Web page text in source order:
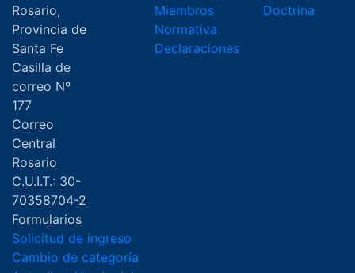
Rosario,
Provincia de
Santa Fe
Casilla de
correo Nº
177
Correo
Central
Rosario
C.U.I.T.: 30-
70358704-2
Miembros
Normativa
Declaraciones
Doctrina
Formularios
Solicitud de ingreso
Cambio de categoría